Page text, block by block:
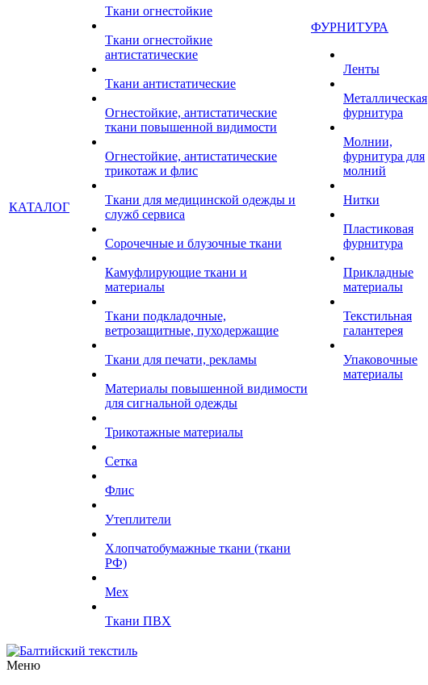
КАТАЛОГ
Ткани огнестойкие
Ткани огнестойкие
антистатические
Ткани антистатические
Огнестойкие, антистатические
ткани повышенной видимости
Огнестойкие, антистатические
трикотаж и флис
Ткани для медицинской одежды и
служб сервиса
Сорочечные и блузочные ткани
Камуфлирующие ткани и
материалы
Ткани подкладочные,
ветрозащитные, пуходержащие
Ткани для печати, рекламы
Материалы повышенной видимости
для сигнальной одежды
Трикотажные материалы
Сетка
Флис
Утеплители
Хлопчатобумажные ткани (ткани
РФ)
Мех
Ткани ПВХ
ФУРНИТУРА
Ленты
Металлическая
фурнитура
Молнии,
фурнитура для
молний
Нитки
Пластиковая
фурнитура
Прикладные
материалы
Текстильная
галантерея
Упаковочные
материалы
Меню